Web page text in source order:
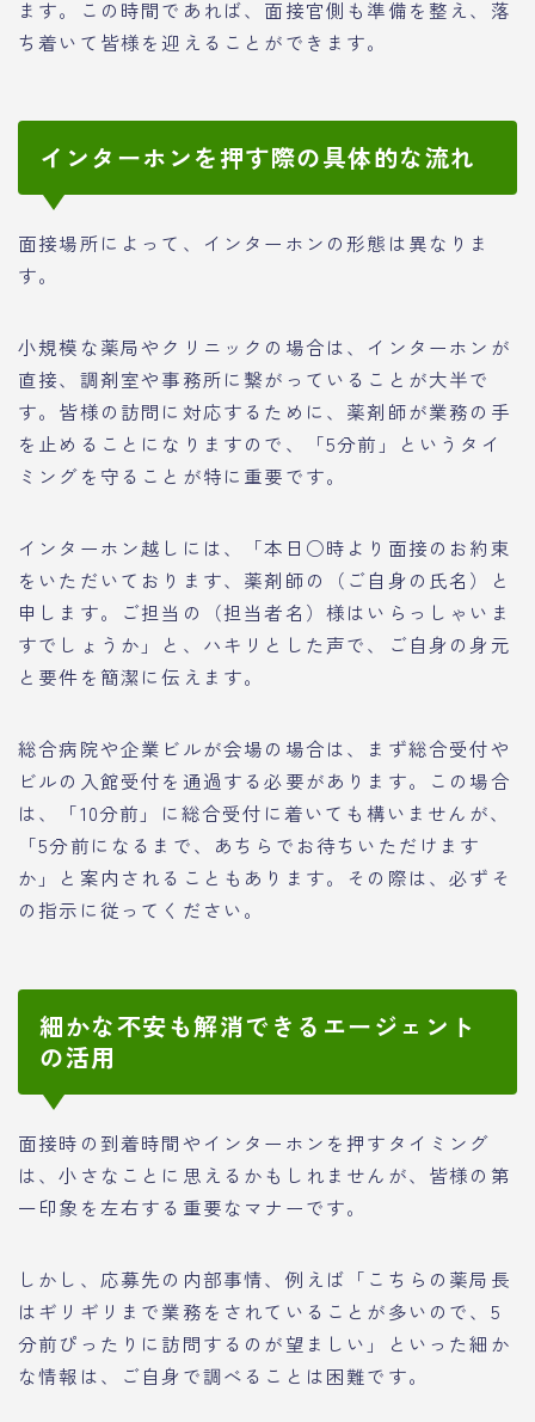
ます。この時間であれば、面接官側も準備を整え、落
ち着いて皆様を迎えることができます。
インターホンを押す際の具体的な流れ
面接場所によって、インターホンの形態は異なりま
す。
小規模な薬局やクリニックの場合は、インターホンが
直接、調剤室や事務所に繋がっていることが大半で
す。皆様の訪問に対応するために、薬剤師が業務の手
を止めることになりますので、「5分前」というタイ
ミングを守ることが特に重要です。
インターホン越しには、「本日○時より面接のお約束
をいただいております、薬剤師の（ご自身の氏名）と
申します。ご担当の（担当者名）様はいらっしゃいま
すでしょうか」と、ハキリとした声で、ご自身の身元
と要件を簡潔に伝えます。
総合病院や企業ビルが会場の場合は、まず総合受付や
ビルの入館受付を通過する必要があります。この場合
は、「10分前」に総合受付に着いても構いませんが、
「5分前になるまで、あちらでお待ちいただけます
か」と案内されることもあります。その際は、必ずそ
の指示に従ってください。
細かな不安も解消できるエージェント
の活用
面接時の到着時間やインターホンを押すタイミング
は、小さなことに思えるかもしれませんが、皆様の第
一印象を左右する重要なマナーです。
しかし、応募先の内部事情、例えば「こちらの薬局長
はギリギリまで業務をされていることが多いので、5
分前ぴったりに訪問するのが望ましい」といった細か
な情報は、ご自身で調べることは困難です。